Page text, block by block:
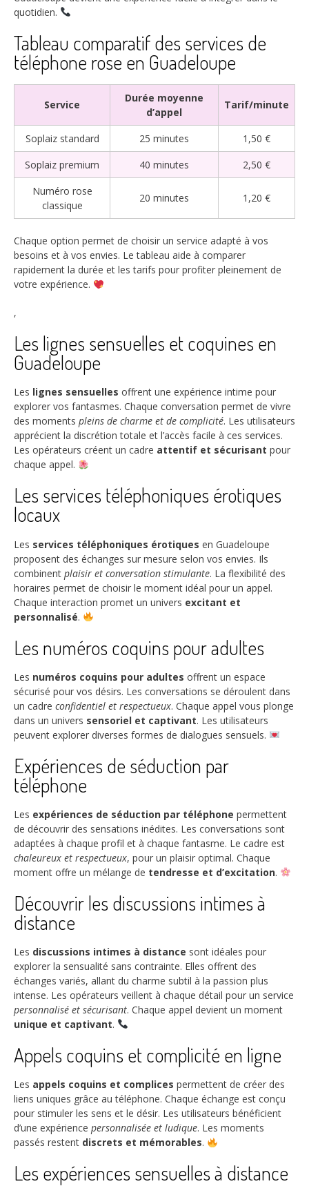
quotidien.
Tableau comparatif des services de
téléphone rose en Guadeloupe
Service
Durée moyenne
d’appel
Tarif/minute
Soplaiz standard 25 minutes
1,50 €
Soplaiz premium
40 minutes
2,50 €
Numéro rose
classique
20 minutes 1,20 €
Chaque option permet de choisir un service adapté à vos
besoins et à vos envies. Le tableau aide à comparer
rapidement la durée et les tarifs pour profiter pleinement de
votre expérience.
,
Les lignes sensuelles et coquines en
Guadeloupe
Les lignes sensuelles offrent une expérience intime pour
explorer vos fantasmes. Chaque conversation permet de vivre
des moments pleins de charme et de complicité. Les utilisateurs
apprécient la discrétion totale et l’accès facile à ces services.
Les opérateurs créent un cadre attentif et sécurisant pour
chaque appel.
Les services téléphoniques érotiques
locaux
Les services téléphoniques érotiques en Guadeloupe
proposent des échanges sur mesure selon vos envies. Ils
combinent plaisir et conversation stimulante. La flexibilité des
horaires permet de choisir le moment idéal pour un appel.
Chaque interaction promet un univers excitant et
personnalisé.
Les numéros coquins pour adultes
Les numéros coquins pour adultes offrent un espace
sécurisé pour vos désirs. Les conversations se déroulent dans
un cadre confidentiel et respectueux. Chaque appel vous plonge
dans un univers sensoriel et captivant. Les utilisateurs
peuvent explorer diverses formes de dialogues sensuels.
Expériences de séduction par
téléphone
Les expériences de séduction par téléphone permettent
de découvrir des sensations inédites. Les conversations sont
adaptées à chaque profil et à chaque fantasme. Le cadre est
chaleureux et respectueux, pour un plaisir optimal. Chaque
moment offre un mélange de tendresse et d’excitation.
Découvrir les discussions intimes à
distance
Les discussions intimes à distance sont idéales pour
explorer la sensualité sans contrainte. Elles offrent des
échanges variés, allant du charme subtil à la passion plus
intense. Les opérateurs veillent à chaque détail pour un service
personnalisé et sécurisant. Chaque appel devient un moment
unique et captivant.
Appels coquins et complicité en ligne
Les appels coquins et complices permettent de créer des
liens uniques grâce au téléphone. Chaque échange est conçu
pour stimuler les sens et le désir. Les utilisateurs bénéficient
d’une expérience personnalisée et ludique. Les moments
passés restent discrets et mémorables.
Les expériences sensuelles à distance